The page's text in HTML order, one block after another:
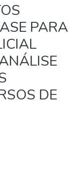
PARA
DE